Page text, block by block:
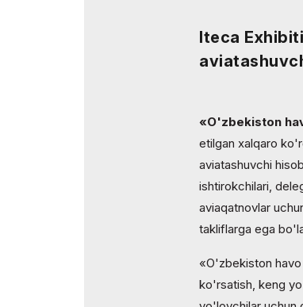
Forum
Iteca
«O'zbekiston
etilgan xalqaro
aviatashuvchi
ishtirokchilari,
aviaqatnovlar
takliflarga ega
«O'zbekiston
ko'rsatish, keng